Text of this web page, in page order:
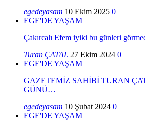
egedeyasam 10 Ekim 2025 0
EGE'DE YAŞAM
Çakırcalı Efem iyiki bu günleri
Turan ÇATAL 27 Ekim 2024 0
EGE'DE YAŞAM
GAZETEMİZ SAHİBİ TURAN
GÜNÜ…
egedeyasam 10 Şubat 2024 0
EGE'DE YAŞAM